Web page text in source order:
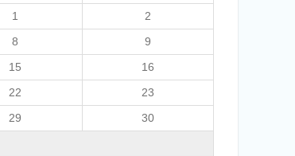
1
2
8
9
15
16
22
23
29
30